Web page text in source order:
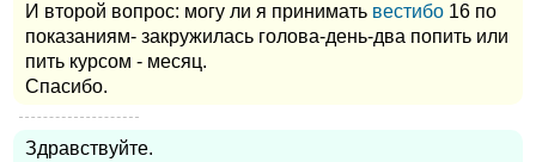
И второй вопрос: могу ли я принимать вестибо 16 по
показаниям- закружилась голова-день-два попить или
пить курсом - месяц.
Спасибо.
Здравствуйте.